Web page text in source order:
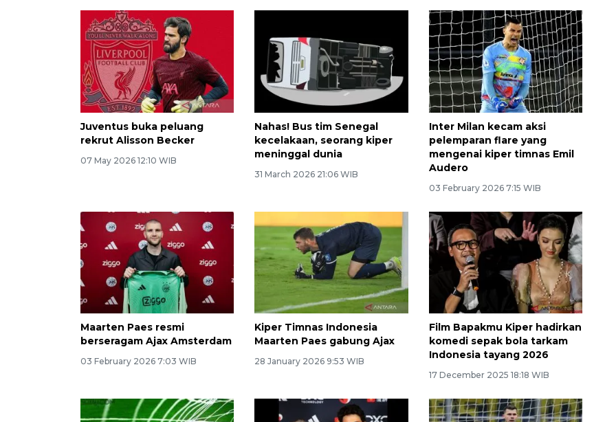
Juventus buka peluang
rekrut Alisson Becker
07 May 2026 12:10 WIB
Nahas! Bus tim Senegal
kecelakaan, seorang kiper
meninggal dunia
31 March 2026 21:06 WIB
Inter Milan kecam aksi
pelemparan flare yang
mengenai kiper timnas Emil
Audero
03 February 2026 7:15 WIB
Maarten Paes resmi
berseragam Ajax Amsterdam
03 February 2026 7:03 WIB
Kiper Timnas Indonesia
Maarten Paes gabung Ajax
28 January 2026 9:53 WIB
Film Bapakmu Kiper hadirkan
komedi sepak bola tarkam
Indonesia tayang 2026
17 December 2025 18:18 WIB